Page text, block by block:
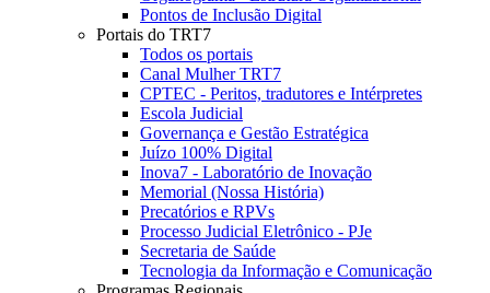
Pontos de Inclusão Digital
Portais do TRT7
Todos os portais
Canal Mulher TRT7
CPTEC - Peritos, tradutores e Intérpretes
Escola Judicial
Governança e Gestão Estratégica
Juízo 100% Digital
Inova7 - Laboratório de Inovação
Memorial (Nossa História)
Precatórios e RPVs
Processo Judicial Eletrônico - PJe
Secretaria de Saúde
Tecnologia da Informação e Comunicação